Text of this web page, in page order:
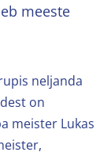
meeste
neljanda
on
meister Lukas